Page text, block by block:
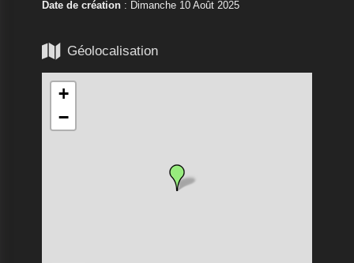
Date de création: Dimanche 10 Août 2025
 Géolocalisation
+
−